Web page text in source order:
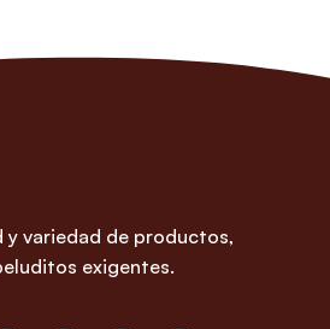
y variedad de productos,
exigentes.